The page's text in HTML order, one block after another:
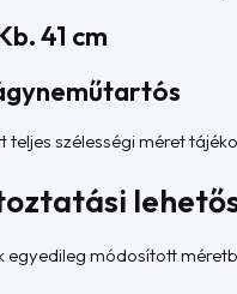
41 cm
teljes szélességi méret
egyedileg módosított